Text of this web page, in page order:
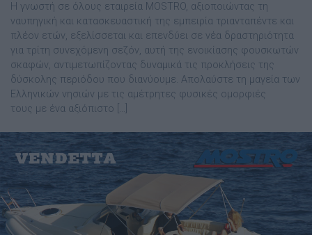
Η γνωστή σε όλους εταιρεία MOSTRO, αξιοποιώντας τη
ναυπηγική και κατασκευαστική της εμπειρία τριανταπέντε και
πλέον ετών, εξελίσσεται και επενδύει σε νέα δραστηριότητα
για τρίτη συνεχόμενη σεζόν, αυτή της ενοικίασης φουσκωτών
σκαφών, αντιμετωπίζοντας δυναμικά τις προκλήσεις της
δύσκολης περιόδου που διανύουμε. Απολαύστε τη μαγεία των
Ελληνικών νησιών με τις αμέτρητες φυσικές ομορφιές
τους με ένα αξιόπιστο […]